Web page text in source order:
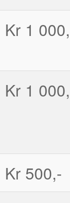
Kr 1
Kr 1
Kr 500,-